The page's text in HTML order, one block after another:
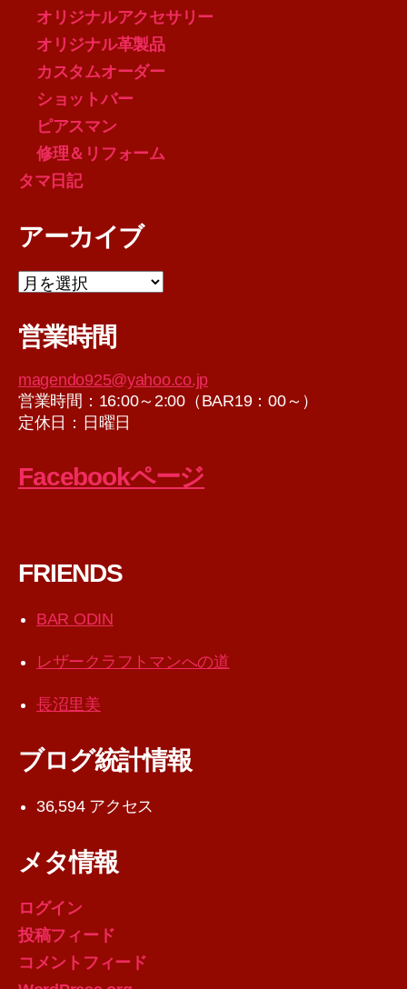
オリジナルアクセサリー
オリジナル革製品
カスタムオーダー
ショットバー
ピアスマン
修理＆リフォーム
タマ日記
アーカイブ
ア
ー
イ
営業時間
magendo925@yahoo.co.jp
営業時間：16:00～2:00（BAR19：00～）
定休日：日曜日
Facebookページ
FRIENDS
BAR ODIN
レザークラフトマンへの道
長沼里美
ブログ統計情報
36,594 アクセス
メタ情報
ログイン
投稿フィード
コメントフィード